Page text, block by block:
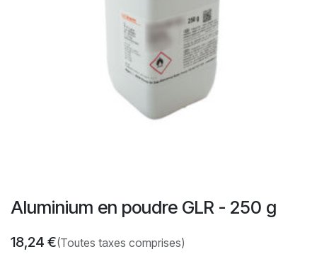
Aluminium en poudre GLR - 250 g
18,24 €(Toutes taxes comprises)